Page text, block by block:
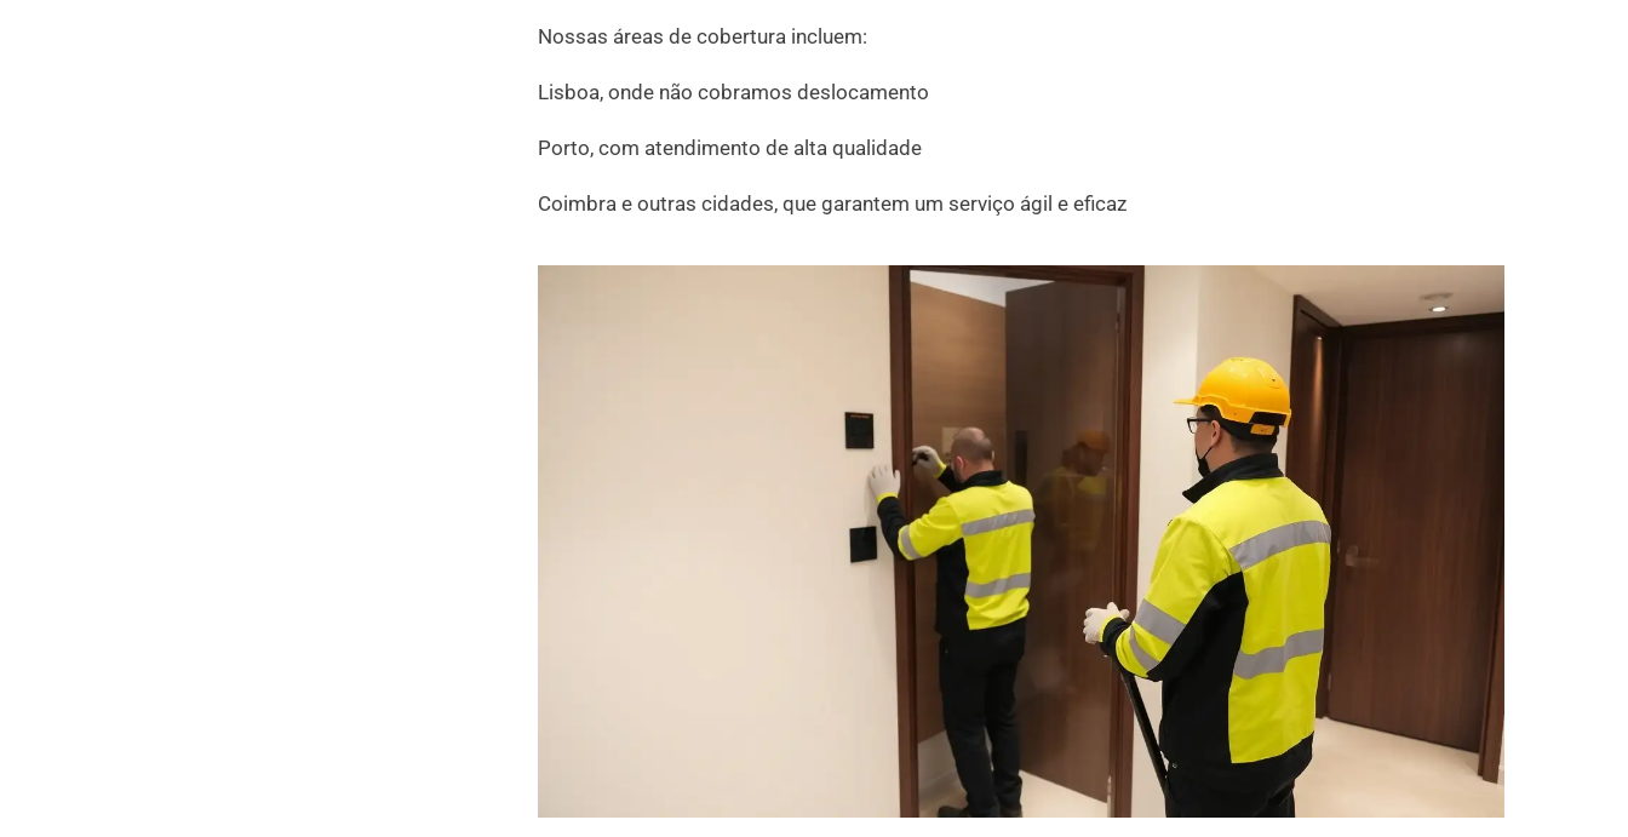
Nossas áreas de cobertura incluem:
Lisboa, onde não cobramos deslocamento
Porto, com atendimento de alta qualidade
Coimbra e outras cidades, que garantem um serviço ágil e eficaz